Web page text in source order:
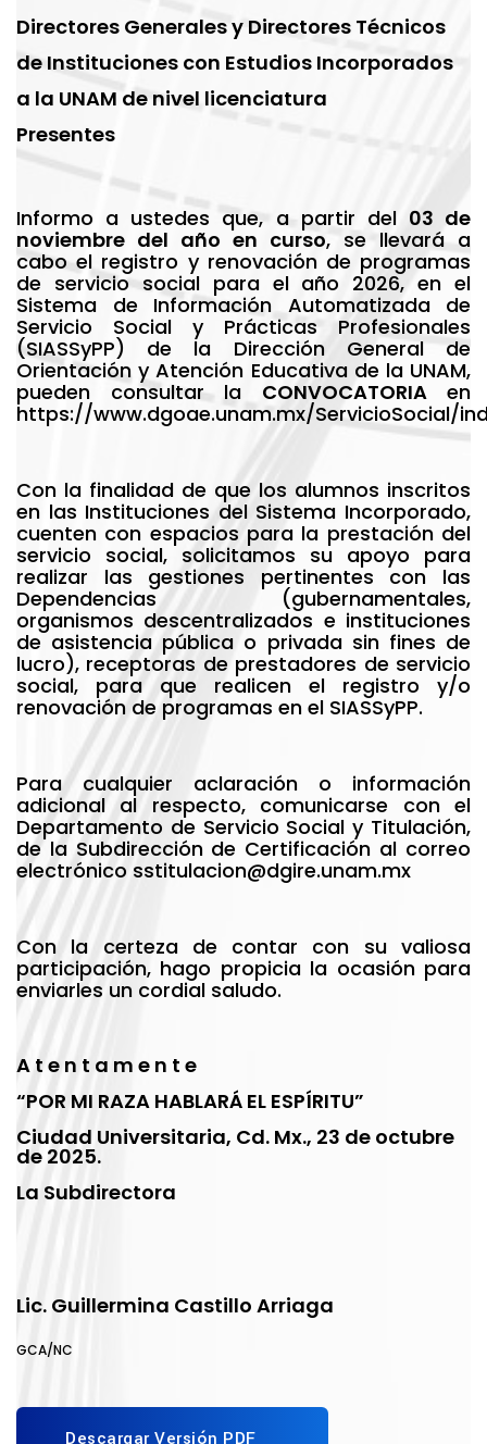
Directores Generales y Directores Técnicos
de Instituciones con Estudios Incorporados
a la UNAM de nivel licenciatura
Presentes
Informo a ustedes que, a partir del 03 de
noviembre del año en curso, se llevará a
cabo el registro y renovación de programas
de servicio social para el año 2026, en el
Sistema de Información Automatizada de
Servicio Social y Prácticas Profesionales
(SIASSyPP) de la Dirección General de
Orientación y Atención Educativa de la UNAM,
pueden consultar la CONVOCATORIAen
https://www.dgoae.unam.mx/ServicioSocial/
Con la finalidad de que los alumnos inscritos
en las Instituciones del Sistema Incorporado,
cuenten con espacios para la prestación del
servicio social, solicitamos su apoyo para
realizar las gestiones pertinentes con las
Dependencias (gubernamentales,
organismos descentralizados e instituciones
de asistencia pública o privada sin fines de
lucro), receptoras de prestadores de servicio
social, para que realicen el registro y/o
renovación de programas en el SIASSyPP.
Para cualquier aclaración o información
adicional al respecto, comunicarse con el
Departamento de Servicio Social y Titulación,
de la Subdirección de Certificación al correo
electrónico sstitulacion@dgire.unam.mx
Con la certeza de contar con su valiosa
participación, hago propicia la ocasión para
enviarles un cordial saludo.
A t e n t a m e n t e
“POR MI RAZA HABLARÁ EL ESPÍRITU”
Ciudad Universitaria, Cd. Mx., 23 de octubre
de 2025.
La Subdirectora
Lic. Guillermina Castillo Arriaga
GCA/NC
Descargar Versión PDF